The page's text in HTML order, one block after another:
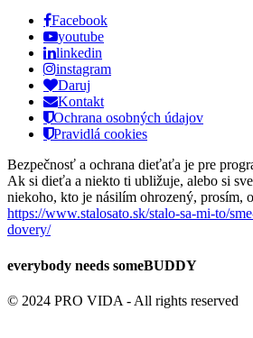
Facebook
youtube
linkedin
instagram
Daruj
Kontakt
Ochrana osobných údajov
Pravidlá cookies
Bezpečnosť a ochrana dieťaťa je pre
Ak si dieťa a niekto ti ubližuje, alebo si
niekoho, kto je násilím ohrozený, prosím,
https://www.stalosato.sk/stalo-sa-mi-to/
dovery/
everybody needs someBUDDY
© 2024 PRO VIDA - All rights reserved